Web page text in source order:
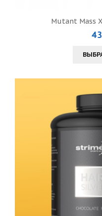
Mutant Mass